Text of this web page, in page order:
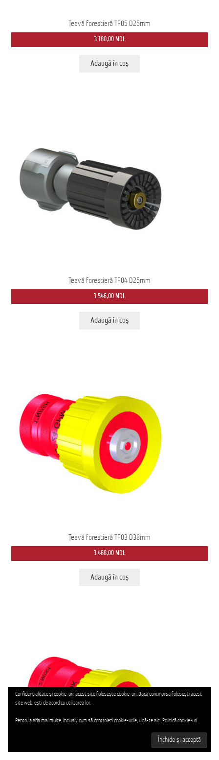
Țeavă forestieră TF05 D25mm
3.180,00 MDL
Adaugă în coș
Țeavă forestieră TF04 D25mm
3.546,00 MDL
Adaugă în coș
Țeavă forestieră TF03 D38mm
3.468,00 MDL
Adaugă în coș
Confidențialitate și cookie-uri: acest site folosește cookie-uri. Dacă continui să folosești acest
site web, ești de acord cu utilizarea lor.
Pentru a afla mai multe, inclusiv cum să controlezi cookie-urile, uită-te aici: Politică cookie-uri